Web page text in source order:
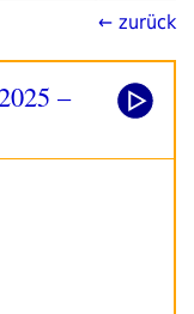
← zurück
–